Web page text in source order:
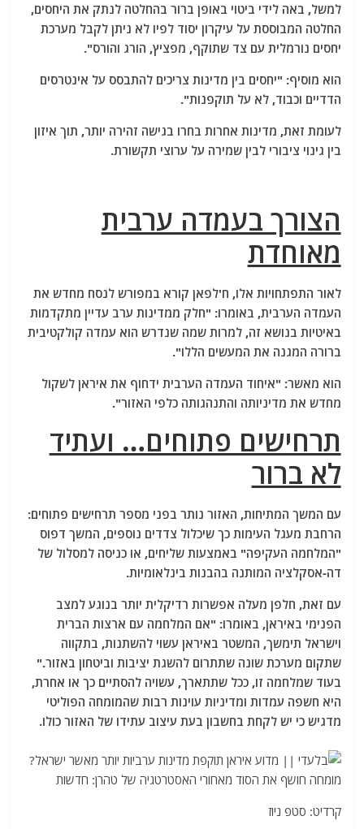
למשל, באה לידי ביטוי באופן ברור בהחלטה לנתק את היחסים,
החלטה המבוססת על עיקרון יסוד לפיו לא ניתן לקבל מערכת
יחסים נורמלית עם צד שתוקף, מפציץ, הורג והורס".
הוא מוסיף: "יחסים בין מדינות צריכים להתבסס על אינטרסים
הדדיים וכבוד, לא על תוקפנות".
לעומת זאת, מדינות אחרות בחרו בגישה זהירה יותר, תוך איזון
בין גינוי ציבורי לבין שמירה על ערוצי תקשורת.
הצורך בעמדה ערבית
מאוחדת
לאור התפתחויות אלו, ח'לפאן קורא במפורש לנסח מחדש את
העמדה הערבית, באומרו: "חלק ממדינות ערב עדיין מתקדמות
באיטיות בנושא זה, למרות שמה שנדרש הוא עמדה קולקטיבית
ברורה המגנה את המעשים הללו".
הוא מאשר: "איחוד העמדה הערבית ידחוף את איראן לשקול
מחדש את מדיניותה והתנהגותה כלפי האזור".
תרחישים פתוחים… ועתיד
לא ברור
עם המשך המתיחות, האזור נותר בפני מספר תרחישים פתוחים:
הרחבת מעגל העימות כך שיכלול צדדים נוספים, המשך דפוס
"המלחמה העקיפה" באמצעות שליחים, או כניסה למסלול של
דה-אסקלציה המותנה בהבנות בינלאומיות.
עם זאת, חלפן מעלה אפשרות רדיקלית יותר בנוגע למצב
הפנימי באיראן, באומרו: "אם המלחמה עם ארצות הברית
וישראל תימשך, המשטר באיראן עשוי להשתנות, בתקווה
שתקום מערכת שונה שתתרום להשגת יציבות וביטחון באזור."
בעוד שמלחמה זו, ככל שתתארך, עשויה להסתיים כך או אחרת,
היא חשפה עמדות ומדיניות עוינות רבות שהמומחה הפוליטי
מדגיש כי יש לקחת בחשבון בעת ​​עיצוב עתידו של האזור כולו.
קרדיט: סטפ ניוז